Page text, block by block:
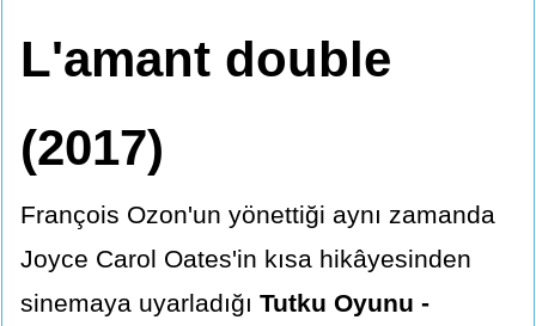
L'amant double
(2017)
François Ozon'un yönettiği aynı zamanda
Joyce Carol Oates'in kısa hikâyesinden
sinemaya uyarladığı Tutku Oyunu -